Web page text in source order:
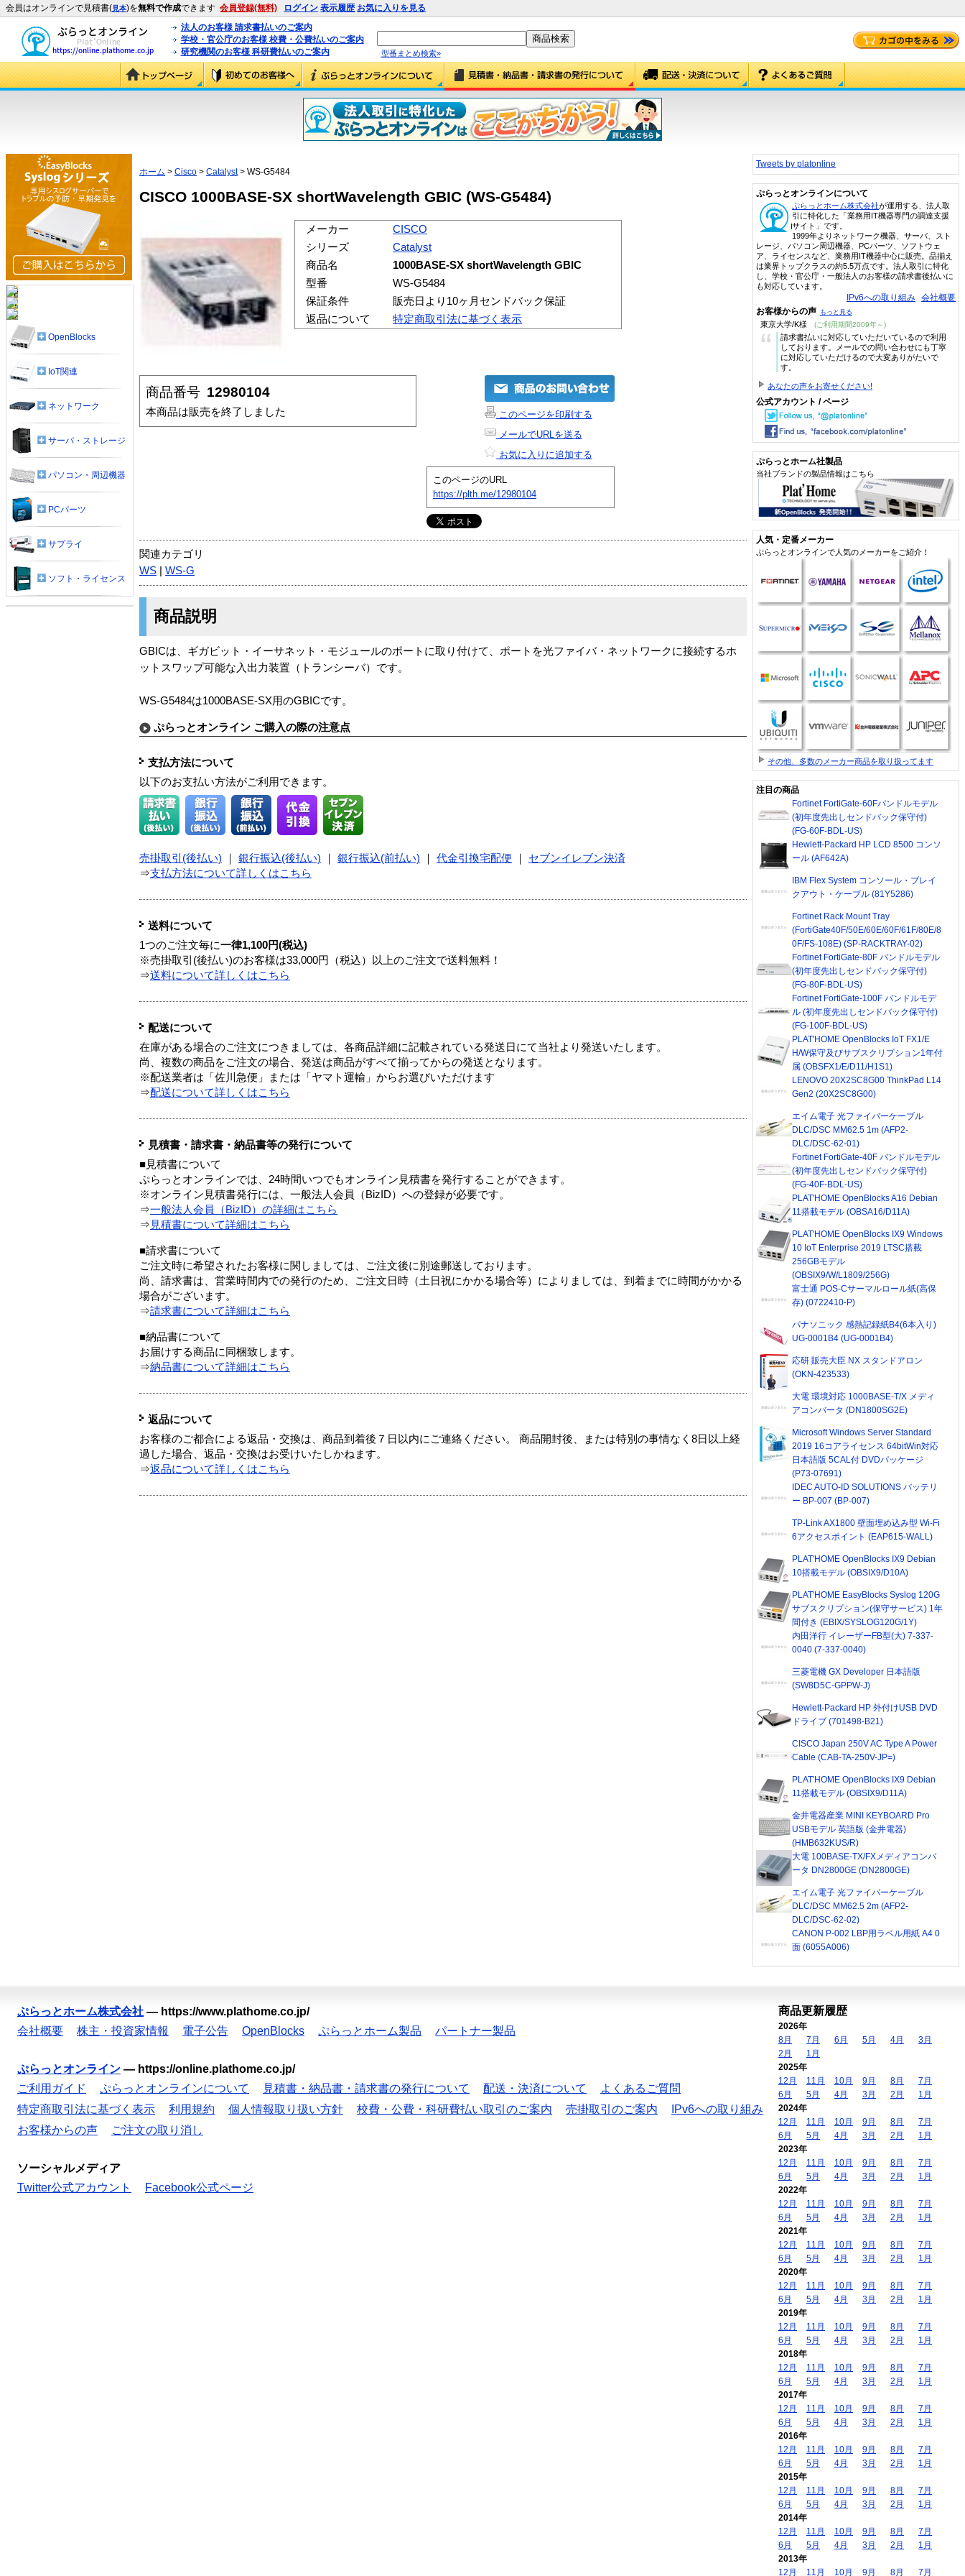
会員はオンラインで見積書(見本)を無料で作成できます 会員登録(無料) ログイン 表示履歴 お気に入りを見る
法人のお客様 請求書払いのご案内
学校・官公庁のお客様 校費・公費払いのご案内
研究機関のお客様 科研費払いのご案内
型番まとめ検索»
ホーム > Cisco > Catalyst> WS-G5484
CISCO 1000BASE-SX shortWavelength GBIC (WS-G5484)
メーカー
CISCO
シリーズ
Catalyst
商品名
1000BASE-SX shortWavelength GBIC
型番
WS-G5484
保証条件
販売日より10ヶ月センドバック保証
返品について
特定商取引法に基づく表示
商品番号 12980104
本商品は販売を終了しました
このページを印刷する
メールでURLを送る
お気に入りに追加する
このページのURL
https://plth.me/12980104
関連カテゴリ
WS
WS-G
商品説明
GBICは、ギガビット・イーサネット・モジュールのポートに取り付けて、ポートを光ファイバ・ネットワークに接続するホ
ットスワップ可能な入出力装置（トランシーバ）です。
WS-G5484は1000BASE-SX用のGBICです。
ぷらっとオンライン ご購入の際の注意点
支払方法について
以下のお支払い方法がご利用できます。
売掛取引(後払い) 銀行振込(後払い) 銀行振込(前払い) 代金引換宅配便
セブンイレブン決済
⇒支払方法について詳しくはこちら
送料について
1つのご注文毎に一律1,100円(税込)
※売掛取引(後払い)のお客様は33,000円（税込）以上のご注文で送料無料！
⇒送料について詳しくはこちら
配送について
在庫がある場合のご注文につきましては、各商品詳細に記載されている発送日にて当社より発送いたします。
尚、複数の商品をご注文の場合、発送は商品がすべて揃ってからの発送となります。
※配送業者は「佐川急便」または「ヤマト運輸」からお選びいただけます
⇒配送について詳しくはこちら
見積書・請求書・納品書等の発行について
■見積書について
ぷらっとオンラインでは、24時間いつでもオンライン見積書を発行することができます。
※オンライン見積書発行には、一般法人会員（BizID）への登録が必要です。
⇒一般法人会員（BizID）の詳細はこちら
⇒ 見積書について詳細はこちら
■請求書について
ご注文時に希望されたお客様に関しましては、ご注文後に別途郵送しております。
尚、請求書は、営業時間内での発行のため、ご注文日時（土日祝にかかる場合等）によりましては、到着までに時間がかかる
場合がございます。
⇒請求書について詳細はこちら
■納品書について
お届けする商品に同梱致します。
⇒納品書について詳細はこちら
返品について
お客様のご都合による返品・交換は、商品到着後７日以内にご連絡ください。 商品開封後、または特別の事情なく8日以上経
過した場合、返品・交換はお受けいたしかねます。
⇒返品について詳しくはこちら
OpenBlocks
IoT関連
ネットワーク
サーバ・ストレージ
パソコン・周辺機器
PCパーツ
サプライ
ソフト・ライセンス
Tweets by platonline
ぷらっとオンラインについて
ぷらっとホーム株式会社が運用する、法人取
引に特化した「業務用IT機器専門の調達支援
サイト」です。
1999年よりネットワーク機器、サーバ、スト
レージ、パソコン周辺機器、PCパーツ、ソフトウェ
ア、ライセンスなど、業務用IT機器中心に販売。品揃え
は業界トップクラスの約5.5万点です。法人取引に特化
し、学校・官公庁・一般法人のお客様の請求書後払いに
も対応しています。
IPv6への取り組み 会社概要
お客様からの声 もっと見る
東京大学/K様 (ご利用期間2009年～)
“
請求書払いに対応していただいているので利用
しております。メールでの問い合わせにも丁寧
に対応していただけるので大変ありがたいで
す。
あなたの声をお寄せください!
公式アカウント / ページ
ぷらっとホーム社製品
当社ブランドの製品情報はこちら
人気・定番メーカー
ぷらっとオンラインで人気のメーカーをご紹介！
その他、多数のメーカー商品を取り扱ってます
注目の商品
Fortinet FortiGate-60Fバンドルモデル
(初年度先出しセンドバック保守付)
(FG-60F-BDL-US)
Hewlett-Packard HP LCD 8500 コンソ
ール (AF642A)
IBM Flex System コンソール・ブレイ
クアウト・ケーブル (81Y5286)
Fortinet Rack Mount Tray
(FortiGate40F/50E/60E/60F/61F/80E/8
0F/FS-108E) (SP-RACKTRAY-02)
Fortinet FortiGate-80F バンドルモデル
(初年度先出しセンドバック保守付)
(FG-80F-BDL-US)
Fortinet FortiGate-100F バンドルモデ
ル (初年度先出しセンドバック保守付)
(FG-100F-BDL-US)
PLAT'HOME OpenBlocks IoT FX1/E
H/W保守及びサブスクリプション1年付
属 (OBSFX1/E/D11/H1S1)
LENOVO 20X2SC8G00 ThinkPad L14
Gen2 (20X2SC8G00)
エイム電子 光ファイバーケーブル
DLC/DSC MM62.5 1m (AFP2-
DLC/DSC-62-01)
Fortinet FortiGate-40F バンドルモデル
(初年度先出しセンドバック保守付)
(FG-40F-BDL-US)
PLAT'HOME OpenBlocks A16 Debian
11搭載モデル (OBSA16/D11A)
PLAT'HOME OpenBlocks IX9 Windows
10 IoT Enterprise 2019 LTSC搭載
256GBモデル
(OBSIX9/W/L1809/256G)
富士通 POS-Cサーマルロール紙(高保
存) (0722410-P)
パナソニック 感熱記録紙B4(6本入り)
UG-0001B4 (UG-0001B4)
応研 販売大臣 NX スタンドアロン
(OKN-423533)
大電 環境対応 1000BASE-T/X メディ
アコンバータ (DN1800SG2E)
Microsoft Windows Server Standard
2019 16コアライセンス 64bitWin対応
日本語版 5CAL付 DVDパッケージ
(P73-07691)
IDEC AUTO-ID SOLUTIONS バッテリ
ー BP-007 (BP-007)
TP-Link AX1800 壁面埋め込み型 Wi-Fi
6アクセスポイント (EAP615-WALL)
PLAT'HOME OpenBlocks IX9 Debian
10搭載モデル (OBSIX9/D10A)
PLAT'HOME EasyBlocks Syslog 120G
サブスクリプション(保守サービス) 1年
間付き (EBIX/SYSLOG120G/1Y)
内田洋行 イレーザーFB型(大) 7-337-
0040 (7-337-0040)
三菱電機 GX Developer 日本語版
(SW8D5C-GPPW-J)
Hewlett-Packard HP 外付けUSB DVD
ドライブ (701498-B21)
CISCO Japan 250V AC Type A Power
Cable (CAB-TA-250V-JP=)
PLAT'HOME OpenBlocks IX9 Debian
11搭載モデル (OBSIX9/D11A)
金井電器産業 MINI KEYBOARD Pro
USBモデル 英語版 (金井電器)
(HMB632KUS/R)
大電 100BASE-TX/FXメディアコンバ
ータ DN2800GE (DN2800GE)
エイム電子 光ファイバーケーブル
DLC/DSC MM62.5 2m (AFP2-
DLC/DSC-62-02)
CANON P-002 LBP用ラベル用紙 A4 0
面 (6055A006)
ぷらっとホーム株式会社 — https://www.plathome.co.jp/
会社概要
株主・投資家情報 電子公告 OpenBlocks ぷらっとホーム製品 パートナー製品
ぷらっとオンライン — https://online.plathome.co.jp/
ご利用ガイド
ぷらっとオンラインについて 見積書・納品書・請求書の発行について 配送・決済について
よくあるご質問
特定商取引法に基づく表示
利用規約 個人情報取り扱い方針 校費・公費・科研費払い取引のご案内 売掛取引のご案内
IPv6への取り組み
お客様からの声
ご注文の取り消し
ソーシャルメディア
Twitter公式アカウント
Facebook公式ページ
商品更新履歴
2026年
8月
7月 6月 5月 4月
3月
2月
1月
2025年
12月
11月 10月 9月 8月
7月
6月
5月 4月 3月 2月
1月
2024年
12月
11月 10月 9月 8月
7月
6月
5月 4月 3月 2月
1月
2023年
12月
11月 10月 9月 8月
7月
6月
5月 4月 3月 2月
1月
2022年
12月
11月 10月 9月 8月
7月
6月
5月 4月 3月 2月
1月
2021年
12月
11月 10月 9月 8月
7月
6月
5月 4月 3月 2月
1月
2020年
12月
11月 10月 9月 8月
7月
6月
5月 4月 3月 2月
1月
2019年
12月
11月 10月 9月 8月
7月
6月
5月 4月 3月 2月
1月
2018年
12月
11月 10月 9月 8月
7月
6月
5月 4月 3月 2月
1月
2017年
12月
11月 10月 9月 8月
7月
6月
5月 4月 3月 2月
1月
2016年
12月
11月 10月 9月 8月
7月
6月
5月 4月 3月 2月
1月
2015年
12月
11月 10月 9月 8月
7月
6月
5月 4月 3月 2月
1月
2014年
12月
11月 10月 9月 8月
7月
6月
5月 4月 3月 2月
1月
2013年
12月
11月 10月 9月 8月 7月